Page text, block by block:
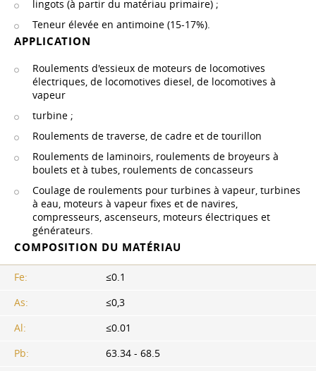
lingots (à partir du matériau primaire) ;
Teneur élevée en antimoine (15-17%).
APPLICATION
Roulements d'essieux de moteurs de locomotives
électriques, de locomotives diesel, de locomotives à
vapeur
turbine ;
Roulements de traverse, de cadre et de tourillon
Roulements de laminoirs, roulements de broyeurs à
boulets et à tubes, roulements de concasseurs
Coulage de roulements pour turbines à vapeur, turbines
à eau, moteurs à vapeur fixes et de navires,
compresseurs, ascenseurs, moteurs électriques et
générateurs.
COMPOSITION DU MATÉRIAU
Fe:
≤0.1
As:
≤0,3
Al:
≤0.01
Pb:
63.34 - 68.5